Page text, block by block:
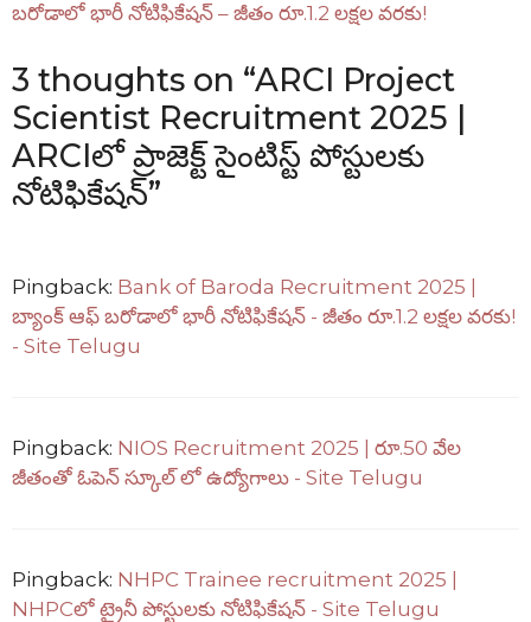
బరోడాలో భారీ నోటిఫికేషన్ – జీతం రూ.1.2 లక్షల వరకు!
3 thoughts on “ARCI Project
Scientist Recruitment 2025 |
ARCIలో ప్రాజెక్ట్ సైంటిస్ట్ పోస్టులకు
నోటిఫికేషన్”
Pingback: Bank of Baroda Recruitment 2025 |
బ్యాంక్ ఆఫ్ బరోడాలో భారీ నోటిఫికేషన్ - జీతం రూ.1.2 లక్షల వరకు!
- Site Telugu
Pingback: NIOS Recruitment 2025 | రూ.50 వేల
జీతంతో ఓపెన్ స్కూల్ లో ఉద్యోగాలు - Site Telugu
Pingback: NHPC Trainee recruitment 2025 |
NHPCలో ట్రైనీ పోస్టులకు నోటిఫికేషన్ - Site Telugu